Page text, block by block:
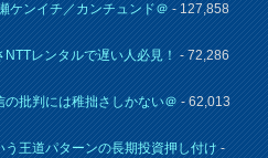
ケンイチ／カンチュンド＠- 127,858
レンタルで遅い人必見！- 72,286
批判には稚拙さしかない＠- 62,013
王道パターンの長期投資押し付け-